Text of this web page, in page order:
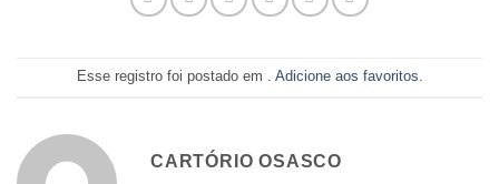
Esse registro foi postado em . Adicione aos favoritos.
CARTÓRIO OSASCO